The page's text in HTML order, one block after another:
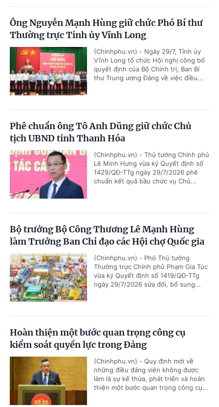
Ông Nguyễn Mạnh Hùng giữ chức Phó Bí thư
Thường trực Tỉnh ủy Vĩnh Long
(Chinhphu.vn) - Ngày 29/7, Tỉnh ủy
Vĩnh Long tổ chức Hội nghị công bố
quyết định của Bộ Chính trị, Ban Bí
thư Trung ương Đảng về việc điều...
Phê chuẩn ông Tô Anh Dũng giữ chức Chủ
tịch UBND tỉnh Thanh Hóa
(Chinhphu.vn) - Thủ tướng Chính phủ
Lê Minh Hưng vừa ký Quyết định số
1429/QĐ-TTg ngày 29/7/2026 phê
chuẩn kết quả bầu chức vụ Chủ...
Bộ trưởng Bộ Công Thương Lê Mạnh Hùng
làm Trưởng Ban Chỉ đạo các Hội chợ Quốc gia
(Chinhphu.vn) - Phó Thủ tướng
Thường trực Chính phủ Phạm Gia Túc
vừa ký Quyết định số 1419/QĐ-TTg
ngày 29/7/2026 sửa đổi, bổ sung...
Hoàn thiện một bước quan trọng công cụ
kiểm soát quyền lực trong Đảng
(Chinhphu.vn) - Quy định mới về
những điều đảng viên không được
làm là sự kế thừa, phát triển và hoàn
thiện một bước quan trọng công cụ...